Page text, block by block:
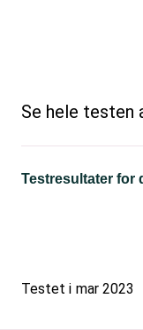
Se hele testen
Testresultater for
Testet i mar 2023